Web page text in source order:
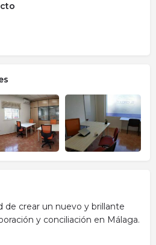
de crear un nuevo y brillante
y conciliación en Málaga.